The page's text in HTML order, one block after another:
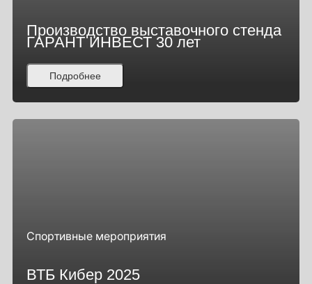
Производство выставочного стенда
ГАРАНТ ИНВЕСТ 30 лет
Подробнее
Спортивные мероприятия
ВТБ Кибер 2025